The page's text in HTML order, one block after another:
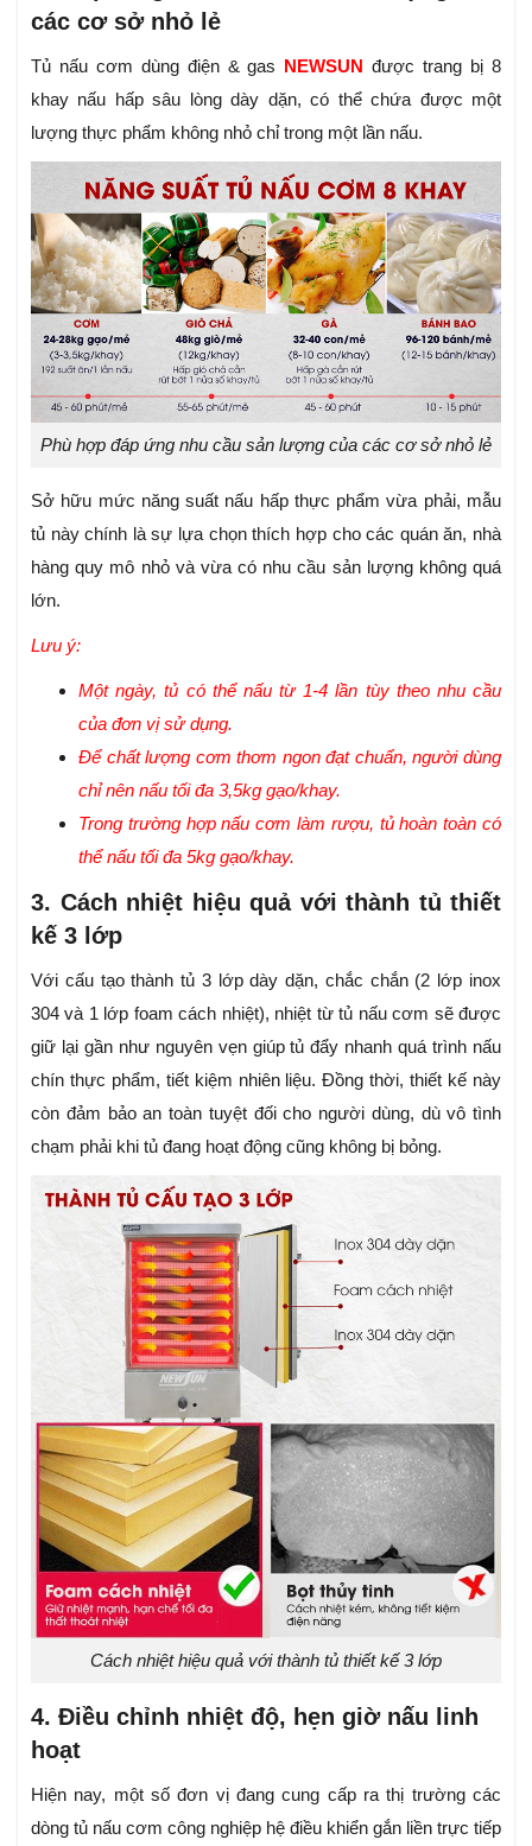
các cơ sở nhỏ lẻ
Tủ nấu cơm dùng điện & gas NEWSUNđược trang bị 8
khay nấu hấp sâu lòng dày dặn, có thể chứa được một
lượng thực phẩm không nhỏ chỉ trong một lần nấu.
Phù hợp đáp ứng nhu cầu sản lượng của các cơ sở nhỏ lẻ
Sở hữu mức năng suất nấu hấp thực phẩm vừa phải, mẫu
tủ này chính là sự lựa chọn thích hợp cho các quán ăn, nhà
hàng quy mô nhỏ và vừa có nhu cầu sản lượng không quá
lớn.
Lưu ý:
Một ngày, tủ có thể nấu từ 1-4 lần tùy theo nhu cầu
của đơn vị sử dụng.
Để chất lượng cơm thơm ngon đạt chuẩn, người dùng
chỉ nên nấu tối đa 3,5kg gạo/khay.
Trong trường hợp nấu cơm làm rượu, tủ hoàn toàn có
thể nấu tối đa 5kg gạo/khay.
3. Cách nhiệt hiệu quả với thành tủ thiết
kế 3 lớp
Với cấu tạo thành tủ 3 lớp dày dặn, chắc chắn (2 lớp inox
304 và 1 lớp foam cách nhiệt), nhiệt từ tủ nấu cơm sẽ được
giữ lại gần như nguyên vẹn giúp tủ đẩy nhanh quá trình nấu
chín thực phẩm, tiết kiệm nhiên liệu. Đồng thời, thiết kế này
còn đảm bảo an toàn tuyệt đối cho người dùng, dù vô tình
chạm phải khi tủ đang hoạt động cũng không bị bỏng.
Cách nhiệt hiệu quả với thành tủ thiết kế 3 lớp
4. Điều chỉnh nhiệt độ, hẹn giờ nấu linh
hoạt
Hiện nay, một số đơn vị đang cung cấp ra thị trường các
dòng tủ nấu cơm công nghiệp hệ điều khiển gắn liền trực tiếp